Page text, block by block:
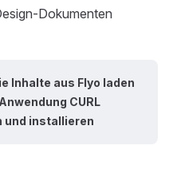
Dokumenten
Inhalte aus Flyo laden
CURL
und installieren